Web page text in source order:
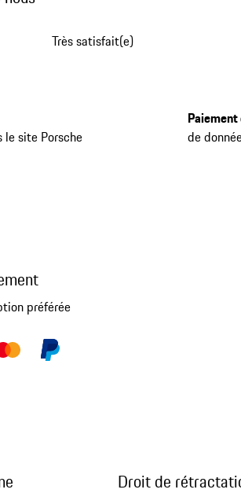
Très satisfait(e)
site Porsche
de
préférée
Droit de